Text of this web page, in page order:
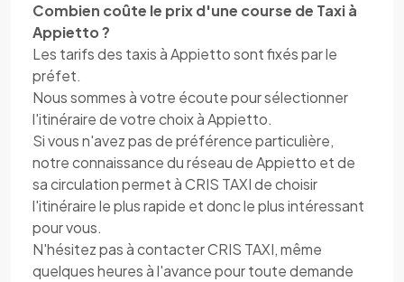
Combien coûte le prix d'une course de Taxi à
Appietto ?
Les tarifs des taxis à Appietto sont fixés par le
préfet.
Nous sommes à votre écoute pour sélectionner
l'itinéraire de votre choix à Appietto.
Si vous n'avez pas de préférence particulière,
notre connaissance du réseau de Appietto et de
sa circulation permet à CRIS TAXI de choisir
l'itinéraire le plus rapide et donc le plus intéressant
pour vous.
N'hésitez pas à contacter CRIS TAXI, même
quelques heures à l'avance pour toute demande